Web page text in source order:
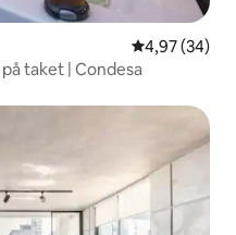
4,97 av 5 i
4,97 (34)
taket | Condesa